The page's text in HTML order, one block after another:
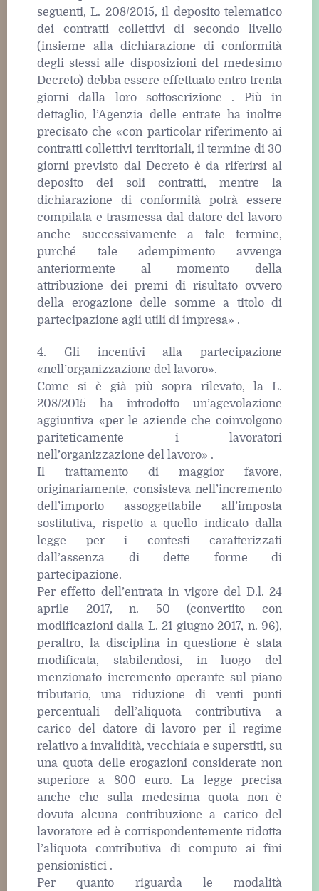
seguenti, L. 208/2015, il deposito telematico
dei contratti collettivi di secondo livello
(insieme alla dichiarazione di conformità
degli stessi alle disposizioni del medesimo
Decreto) debba essere effettuato entro trenta
giorni dalla loro sottoscrizione . Più in
dettaglio, l’Agenzia delle entrate ha inoltre
precisato che «con particolar riferimento ai
contratti collettivi territoriali, il termine di 30
giorni previsto dal Decreto è da riferirsi al
deposito dei soli contratti, mentre la
dichiarazione di conformità potrà essere
compilata e trasmessa dal datore del lavoro
anche successivamente a tale termine,
purché tale adempimento avvenga
anteriormente al momento della
attribuzione dei premi di risultato ovvero
della erogazione delle somme a titolo di
partecipazione agli utili di impresa» .
4. Gli incentivi alla partecipazione
«nell’organizzazione del lavoro».
Come si è già più sopra rilevato, la L.
208/2015 ha introdotto un’agevolazione
aggiuntiva «per le aziende che coinvolgono
pariteticamente i lavoratori
nell’organizzazione del lavoro» .
Il trattamento di maggior favore,
originariamente, consisteva nell’incremento
dell’importo assoggettabile all’imposta
sostitutiva, rispetto a quello indicato dalla
legge per i contesti caratterizzati
dall’assenza di dette forme di
partecipazione.
Per effetto dell’entrata in vigore del D.l. 24
aprile 2017, n. 50 (convertito con
modificazioni dalla L. 21 giugno 2017, n. 96),
peraltro, la disciplina in questione è stata
modificata, stabilendosi, in luogo del
menzionato incremento operante sul piano
tributario, una riduzione di venti punti
percentuali dell’aliquota contributiva a
carico del datore di lavoro per il regime
relativo a invalidità, vecchiaia e superstiti, su
una quota delle erogazioni considerate non
superiore a 800 euro. La legge precisa
anche che sulla medesima quota non è
dovuta alcuna contribuzione a carico del
lavoratore ed è corrispondentemente ridotta
l’aliquota contributiva di computo ai fini
pensionistici .
Per quanto riguarda le modalità